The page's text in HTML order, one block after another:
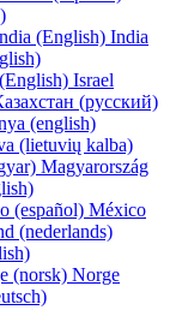
India
Israel
(english)
Magyarország
México
(nederlands)
Norge